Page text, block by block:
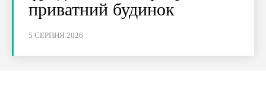
приватний будинок
5 СЕРПНЯ 2026